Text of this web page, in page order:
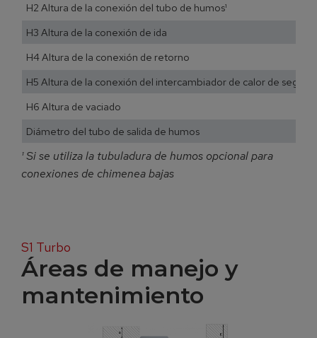
H2 Altura de la conexión del tubo de humos¹
H3 Altura de la conexión de ida
H4 Altura de la conexión de retorno
H5 Altura de la conexión del intercambiador de calor de
H6 Altura de vaciado
Diámetro del tubo de salida de humos
¹ Si se utiliza la tubuladura de humos opcional para
conexiones de chimenea bajas
S1 Turbo
Áreas de manejo y
mantenimiento